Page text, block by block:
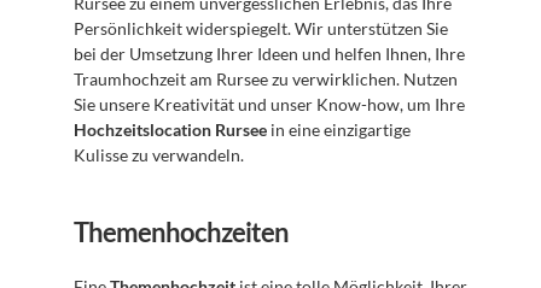
Persönlichkeit widerspiegelt. Wir unterstützen Sie
bei der Umsetzung Ihrer Ideen und helfen Ihnen, Ihre
Traumhochzeit am Rursee zu verwirklichen. Nutzen
Hochzeitslocation Rursee in eine einzigartige
Kulisse zu verwandeln.
Themenhochzeiten